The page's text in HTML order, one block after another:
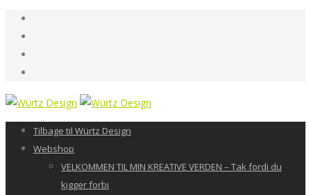
Tilbage til Würtz Design
Webshop
VELKOMMEN TIL MIN KREATIVE VERDEN – Tak fordi du
kigger forbi